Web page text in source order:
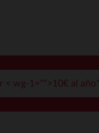
< wg-1="">10€ al año*